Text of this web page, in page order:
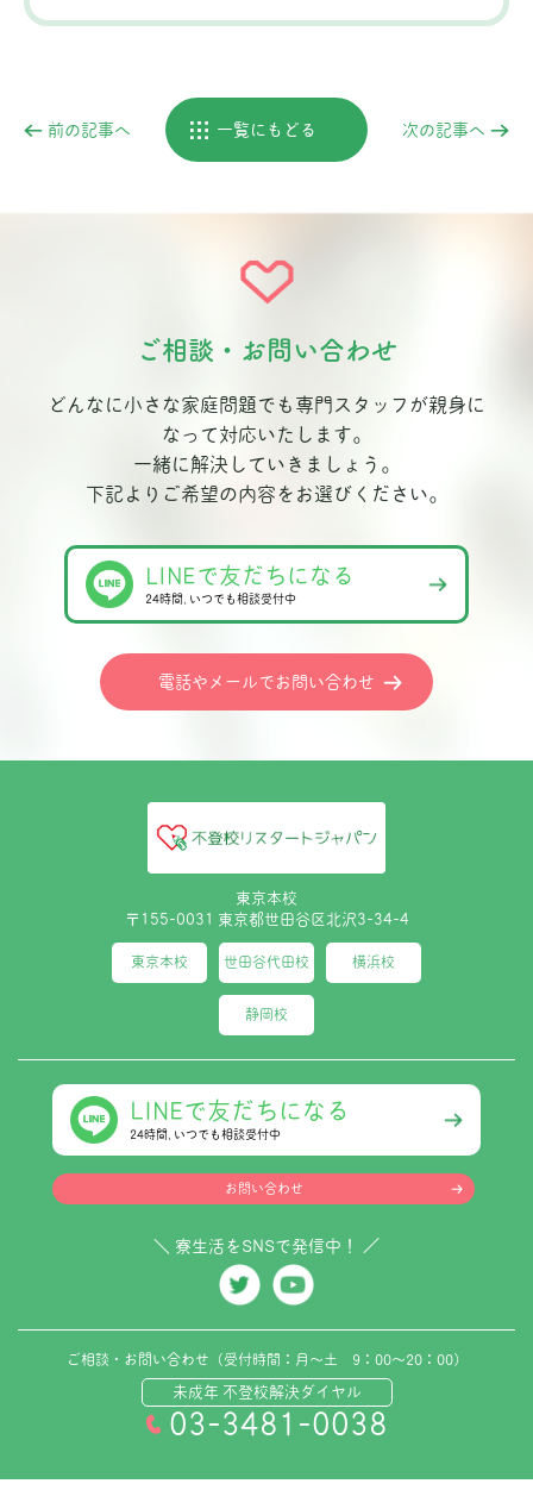
前の記事へ 一覧にもどる 次の記事へ
ご相談・お問い合わせ
どんなに小さな家庭問題でも専門スタッフが親身に
なって対応いたします。
一緒に解決していきましょう。
下記よりご希望の内容をお選びください。
LINEで友だちになる
24時間､いつでも相談受付中
電話やメールでお問い合わせ
東京本校
〒155-0031 東京都世田谷区北沢3-34-4
東京本校 世田谷代田校 横浜校
静岡校
LINEで友だちになる
24時間､いつでも相談受付中
お問い合わせ
＼ 寮生活をSNSで発信中！ ／
ご相談・お問い合わせ（受付時間：月～土 9：00～20：00）
未成年 不登校解決ダイヤル
03-3481-0038